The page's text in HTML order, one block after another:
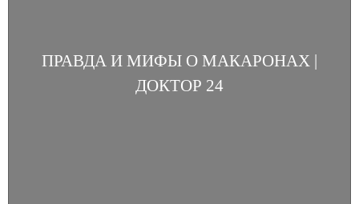
ПРАВДА И МИФЫ О МАКАРОНАХ |
ДОКТОР 24